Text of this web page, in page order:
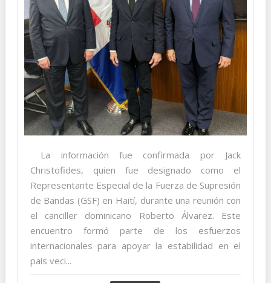
La información fue confirmada por Jack
Christofides, quien fue designado como el
Representante Especial de la Fuerza de Supresión
de Bandas (GSF) en Haití, durante una reunión con
el canciller dominicano Roberto Álvarez. Este
encuentro formó parte de los esfuerzos
internacionales para apoyar la estabilidad en el
país veci...